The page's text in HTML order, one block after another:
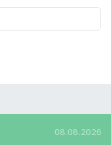
08.08.2026